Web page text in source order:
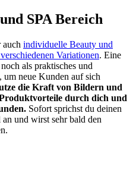
SPA Bereich
individuelle Beauty und
Variationen. Eine
als praktisches und
um neue Kunden auf sich
die Kraft von Bildern und
durch dich und
Sofort sprichst du deinen
und wirst sehr bald den